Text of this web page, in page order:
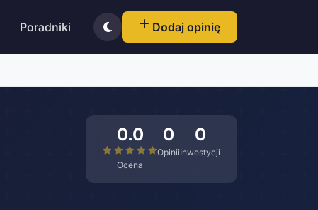
Poradniki Dodaj opinię
0.0
Ocena
0
Opinii
0
Inwestycji